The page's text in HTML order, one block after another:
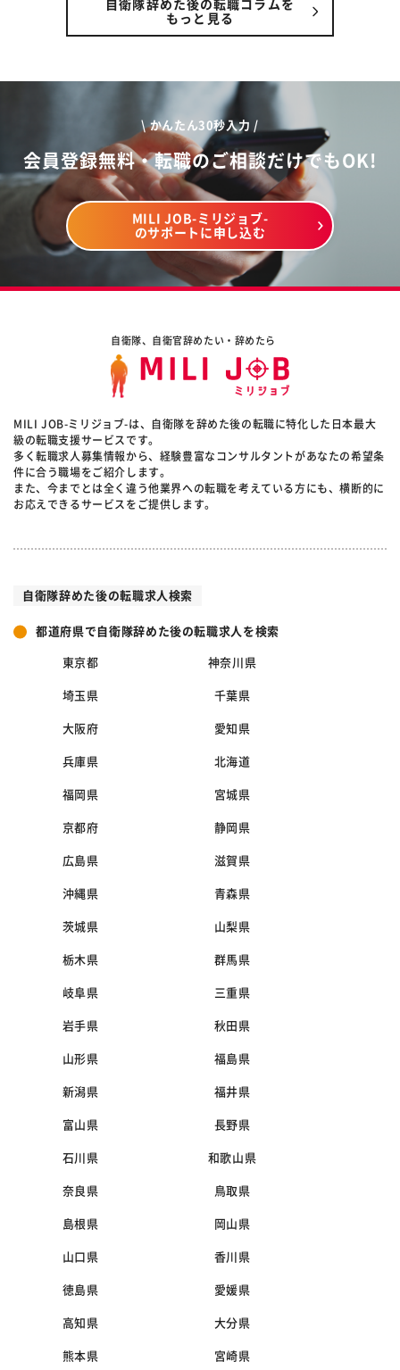
自衛隊辞めた後の転職コラムを
もっと見る
\ かんたん30秒入力 /
会員登録無料・転職のご相談だけでもOK!
MILI JOB-ミリジョブ-
のサポートに申し込む
自衛隊、自衛官辞めたい・辞めたら
MILI JOB-ミリジョブ-は、自衛隊を辞めた後の転職に特化した日本最大
級の転職支援サービスです。
多く転職求人募集情報から、経験豊富なコンサルタントがあなたの希望条
件に合う職場をご紹介します。
また、今までとは全く違う他業界への転職を考えている方にも、横断的に
お応えできるサービスをご提供します。
自衛隊辞めた後の転職求人検索
都道府県で自衛隊辞めた後の転職求人を検索
東京都 神奈川県
埼玉県 千葉県
大阪府 愛知県
兵庫県 北海道
福岡県 宮城県
京都府 静岡県
広島県 滋賀県
沖縄県 青森県
茨城県 山梨県
栃木県 群馬県
岐阜県 三重県
岩手県 秋田県
山形県 福島県
新潟県 福井県
富山県 長野県
石川県 和歌山県
奈良県 鳥取県
島根県 岡山県
山口県 香川県
徳島県 愛媛県
高知県 大分県
熊本県 宮崎県